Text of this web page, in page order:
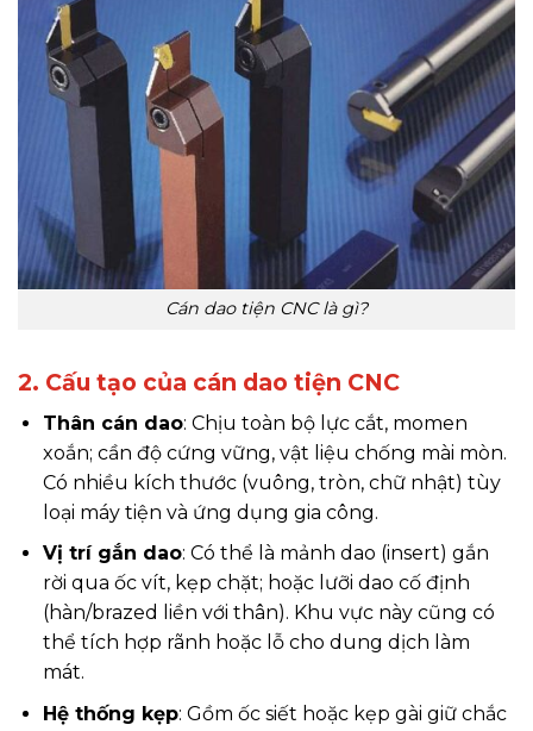
Cán dao tiện CNC là gì?
2. Cấu tạo của cán dao tiện CNC
Thân cán dao: Chịu toàn bộ lực cắt, momen
xoắn; cần độ cứng vững, vật liệu chống mài mòn.
Có nhiều kích thước (vuông, tròn, chữ nhật) tùy
loại máy tiện và ứng dụng gia công.
Vị trí gắn dao: Có thể là mảnh dao (insert) gắn
rời qua ốc vít, kẹp chặt; hoặc lưỡi dao cố định
(hàn/brazed liền với thân). Khu vực này cũng có
thể tích hợp rãnh hoặc lỗ cho dung dịch làm
mát.
Hệ thống kẹp: Gồm ốc siết hoặc kẹp gài giữ chắc